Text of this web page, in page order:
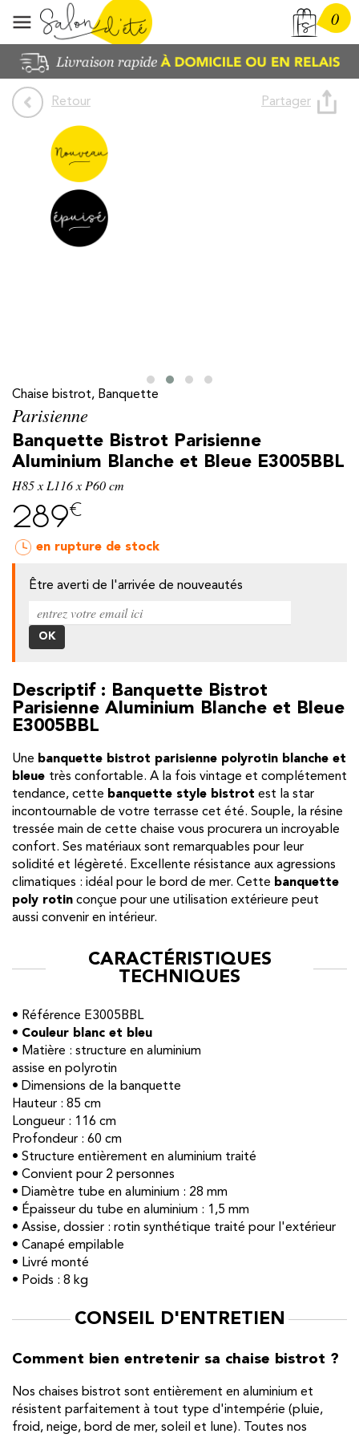
0
Retour Partager
Chaise bistrot, Banquette
Parisienne
Banquette Bistrot Parisienne
Aluminium Blanche et Bleue E3005BBL
H85 x L116 x P60 cm
289€
en rupture de stock
Être averti de l'arrivée de nouveautés
Descriptif : Banquette Bistrot
Parisienne Aluminium Blanche et Bleue
E3005BBL
Une banquette bistrot parisienne polyrotin blanche et
bleue très confortable. A la fois vintage et complétement
tendance, cette banquette style bistrot est la star
incontournable de votre terrasse cet été. Souple, la résine
tressée main de cette chaise vous procurera un incroyable
confort. Ses matériaux sont remarquables pour leur
solidité et légèreté. Excellente résistance aux agressions
climatiques : idéal pour le bord de mer. Cette banquette
poly rotin conçue pour une utilisation extérieure peut
aussi convenir en intérieur.
CARACTÉRISTIQUES
TECHNIQUES
• Référence E3005BBL
• Couleur blanc et bleu
• Matière : structure en aluminium
assise en polyrotin
• Dimensions de la banquette
Hauteur : 85 cm
Longueur : 116 cm
Profondeur : 60 cm
• Structure entièrement en aluminium traité
• Convient pour 2 personnes
• Diamètre tube en aluminium : 28 mm
• Épaisseur du tube en aluminium : 1,5 mm
• Assise, dossier : rotin synthétique traité pour l'extérieur
• Canapé empilable
• Livré monté
• Poids : 8 kg
CONSEIL D'ENTRETIEN
Comment bien entretenir sa chaise bistrot ?
Nos chaises bistrot sont entièrement en aluminium et
résistent parfaitement à tout type d'intempérie (pluie,
froid, neige, bord de mer, soleil et lune). Toutes nos